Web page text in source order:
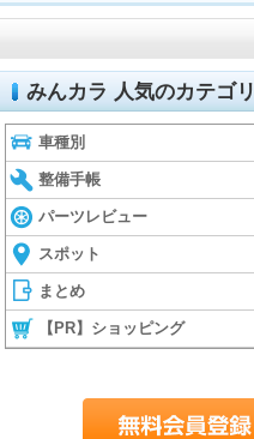
みんカラ 人気のカテゴリ
車種別
整備手帳
パーツレビュー
スポット
まとめ
【PR】ショッピング